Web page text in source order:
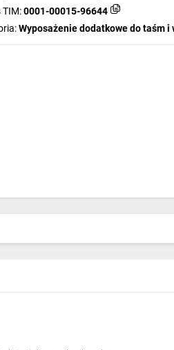
TIM:0001-00015-96644
Wyposażenie dodatkowe do taśm i